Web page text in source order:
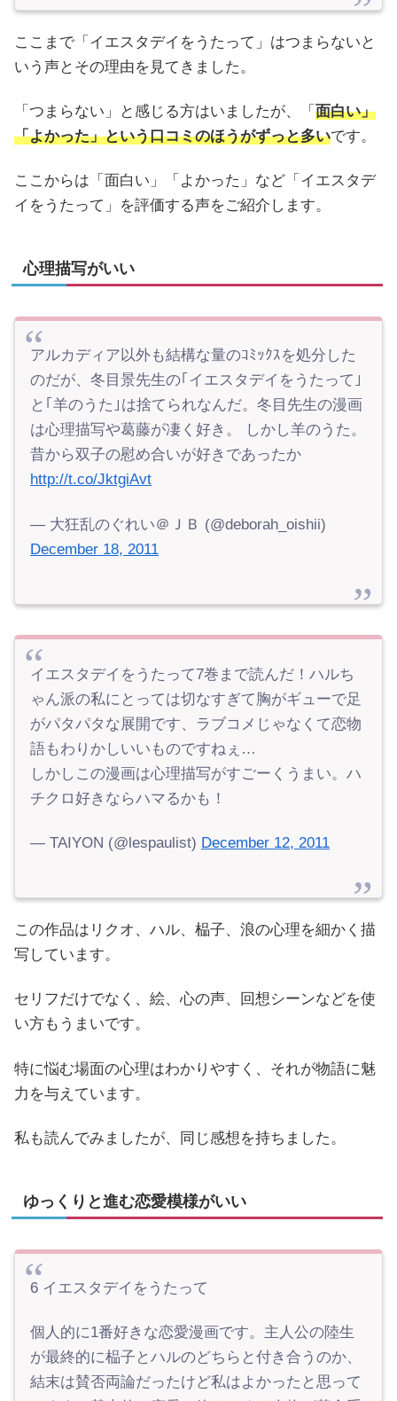
ここまで「イエスタデイをうたって」はつまらないと
いう声とその理由を見てきました。
「つまらない」と感じる方はいましたが、「 面白い」
「よかった」という口コミのほうがずっと多いです。
ここからは「面白い」「よかった」など「イエスタデ
イをうたって」を評価する声をご紹介します。
心理描写がいい
アルカディア以外も結構な量のｺﾐｯｸｽを処分した
のだが、冬目景先生の｢イエスタデイをうたって｣
と｢羊のうた｣は捨てられなんだ。冬目先生の漫画
は心理描写や葛藤が凄く好き。 しかし羊のうた。
昔から双子の慰め合いが好きであったか
http://t.co/JktgiAvt
— 大狂乱のぐれい＠ＪＢ (@deborah_oishii)
December 18, 2011
イエスタデイをうたって7巻まで読んだ！ハルち
ゃん派の私にとっては切なすぎて胸がギューで足
がパタパタな展開です、ラブコメじゃなくて恋物
語もわりかしいいものですねぇ…
しかしこの漫画は心理描写がすごーくうまい。ハ
チクロ好きならハマるかも！
— TAIYON (@lespaulist) December 12, 2011
この作品はリクオ、ハル、榀子、浪の心理を細かく描
写しています。
セリフだけでなく、絵、心の声、回想シーンなどを使
い方もうまいです。
特に悩む場面の心理はわかりやすく、それが物語に魅
力を与えています。
私も読んでみましたが、同じ感想を持ちました。
ゆっくりと進む恋愛模様がいい
6 イエスタデイをうたって
個人的に1番好きな恋愛漫画です。主人公の陸生
が最終的に榀子とハルのどちらと付き合うのか、
結末は賛否両論だったけど私はよかったと思って